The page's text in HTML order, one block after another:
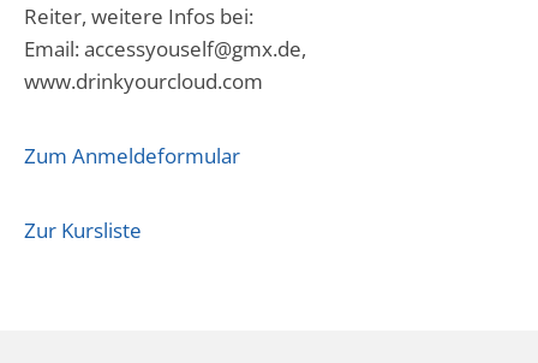
Reiter, weitere Infos bei:
Email: accessyouself@gmx.de,
www.drinkyourcloud.com
Zum Anmeldeformular
Zur Kursliste